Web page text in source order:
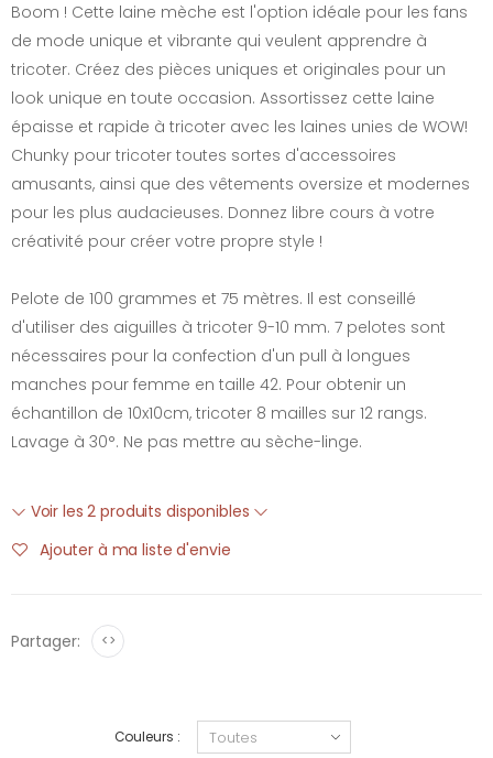
Boom ! Cette laine mèche est l'option idéale pour les fans
de mode unique et vibrante qui veulent apprendre à
tricoter. Créez des pièces uniques et originales pour un
look unique en toute occasion. Assortissez cette laine
épaisse et rapide à tricoter avec les laines unies de WOW!
Chunky pour tricoter toutes sortes d'accessoires
amusants, ainsi que des vêtements oversize et modernes
pour les plus audacieuses. Donnez libre cours à votre
créativité pour créer votre propre style !
Pelote de 100 grammes et 75 mètres. Il est conseillé
d'utiliser des aiguilles à tricoter 9-10 mm. 7 pelotes sont
nécessaires pour la confection d'un pull à longues
manches pour femme en taille 42. Pour obtenir un
échantillon de 10x10cm, tricoter 8 mailles sur 12 rangs.
Lavage à 30°. Ne pas mettre au sèche-linge.
Voir les 2 produits disponibles
Ajouter à ma liste d'envie
Partager: <>
Couleurs :